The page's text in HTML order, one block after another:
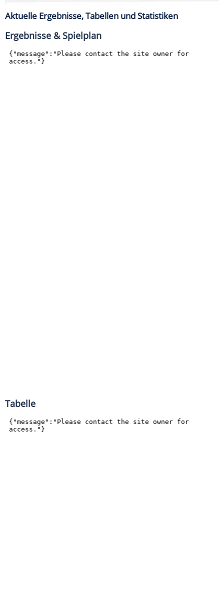
Aktuelle Ergebnisse, Tabellen und Statistiken
Ergebnisse & Spielplan
Tabelle